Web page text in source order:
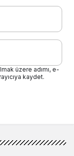
üzere adımı, e-
kaydet.